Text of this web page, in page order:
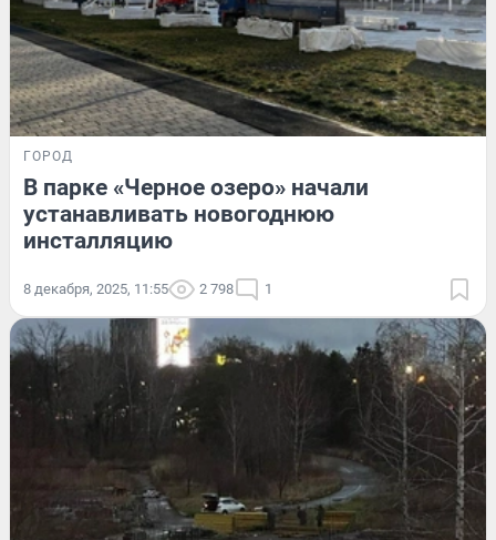
ГОРОД
В парке «Черное озеро» начали
устанавливать новогоднюю
инсталляцию
8 декабря, 2025, 11:55 2 798 1